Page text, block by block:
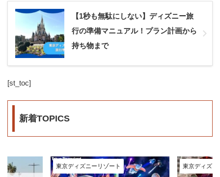
【1秒も無駄にしない】ディズニー旅
行の準備マニュアル！プラン計画から
持ち物まで
[st_toc]
新着TOPICS
東京ディズニーリゾート 東京ディズニ